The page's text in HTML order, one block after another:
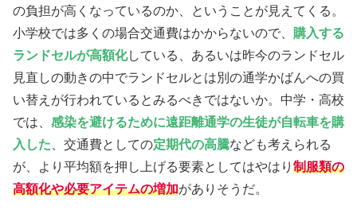
の負担が高くなっているのか、ということが見えてくる。
小学校では多くの場合交通費はかからないので、 購入する
ランドセルが高額化している、あるいは昨今のランドセル
見直しの動きの中でランドセルとは別の通学かばんへの買
い替えが行われているとみるべきではないか。中学・高校
では、 感染を避けるために遠距離通学の生徒が自転車を購
入した 、交通費としての定期代の高騰なども考えられる
が、より平均額を押し上げる要素としてはやはり 制服類の
高額化や必要アイテムの増加がありそうだ。